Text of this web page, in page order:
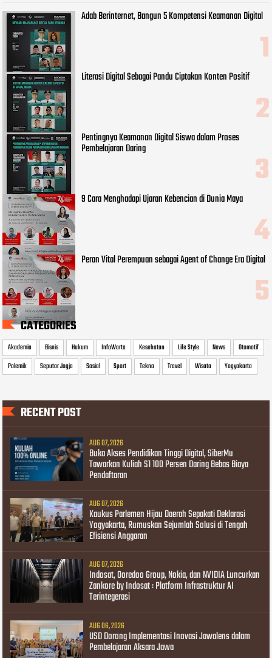
Adab Berinternet, Bangun 5 Kompetensi Keamanan Digital
Literasi Digital Sebagai Pandu Ciptakan Konten Positif
Pentingnya Keamanan Digital Siswa dalam Proses
Pembelajaran Daring
9 Cara Menghadapi Ujaran Kebencian di Dunia Maya
Peran Vital Perempuan sebagai Agent of Change Era Digital
CATEGORIES
Akademia Bisnis Hukum InfoWarta Kesehatan Life Style News
Otomotif
Polemik
Seputar Jogja Sosial Sport Tekno Travel Wisata Yogyakarta
RECENT POST
AUG 07, 2026
Buka Akses Pendidikan Tinggi Digital, SiberMu
Tawarkan Kuliah S1 100 Persen Daring Bebas Biaya
Pendaftaran
AUG 07, 2026
Kaukus Parlemen Hijau Daerah Sepakati Deklarasi
Yogyakarta, Rumuskan Sejumlah Solusi di Tengah
Efisiensi Anggaran
AUG 07, 2026
Indosat, Ooredoo Group, Nokia, dan NVIDIA Luncurkan
Zankore by Indosat : Platform Infrastruktur AI
Terintegerasi
AUG 06, 2026
USD Dorong Implementasi Inovasi Jawalens dalam
Pembelajaran Aksara Jawa